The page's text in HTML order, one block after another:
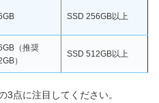
SSD 256GB以上
（推奨
）
SSD 512GB以上
3点に注目してください。